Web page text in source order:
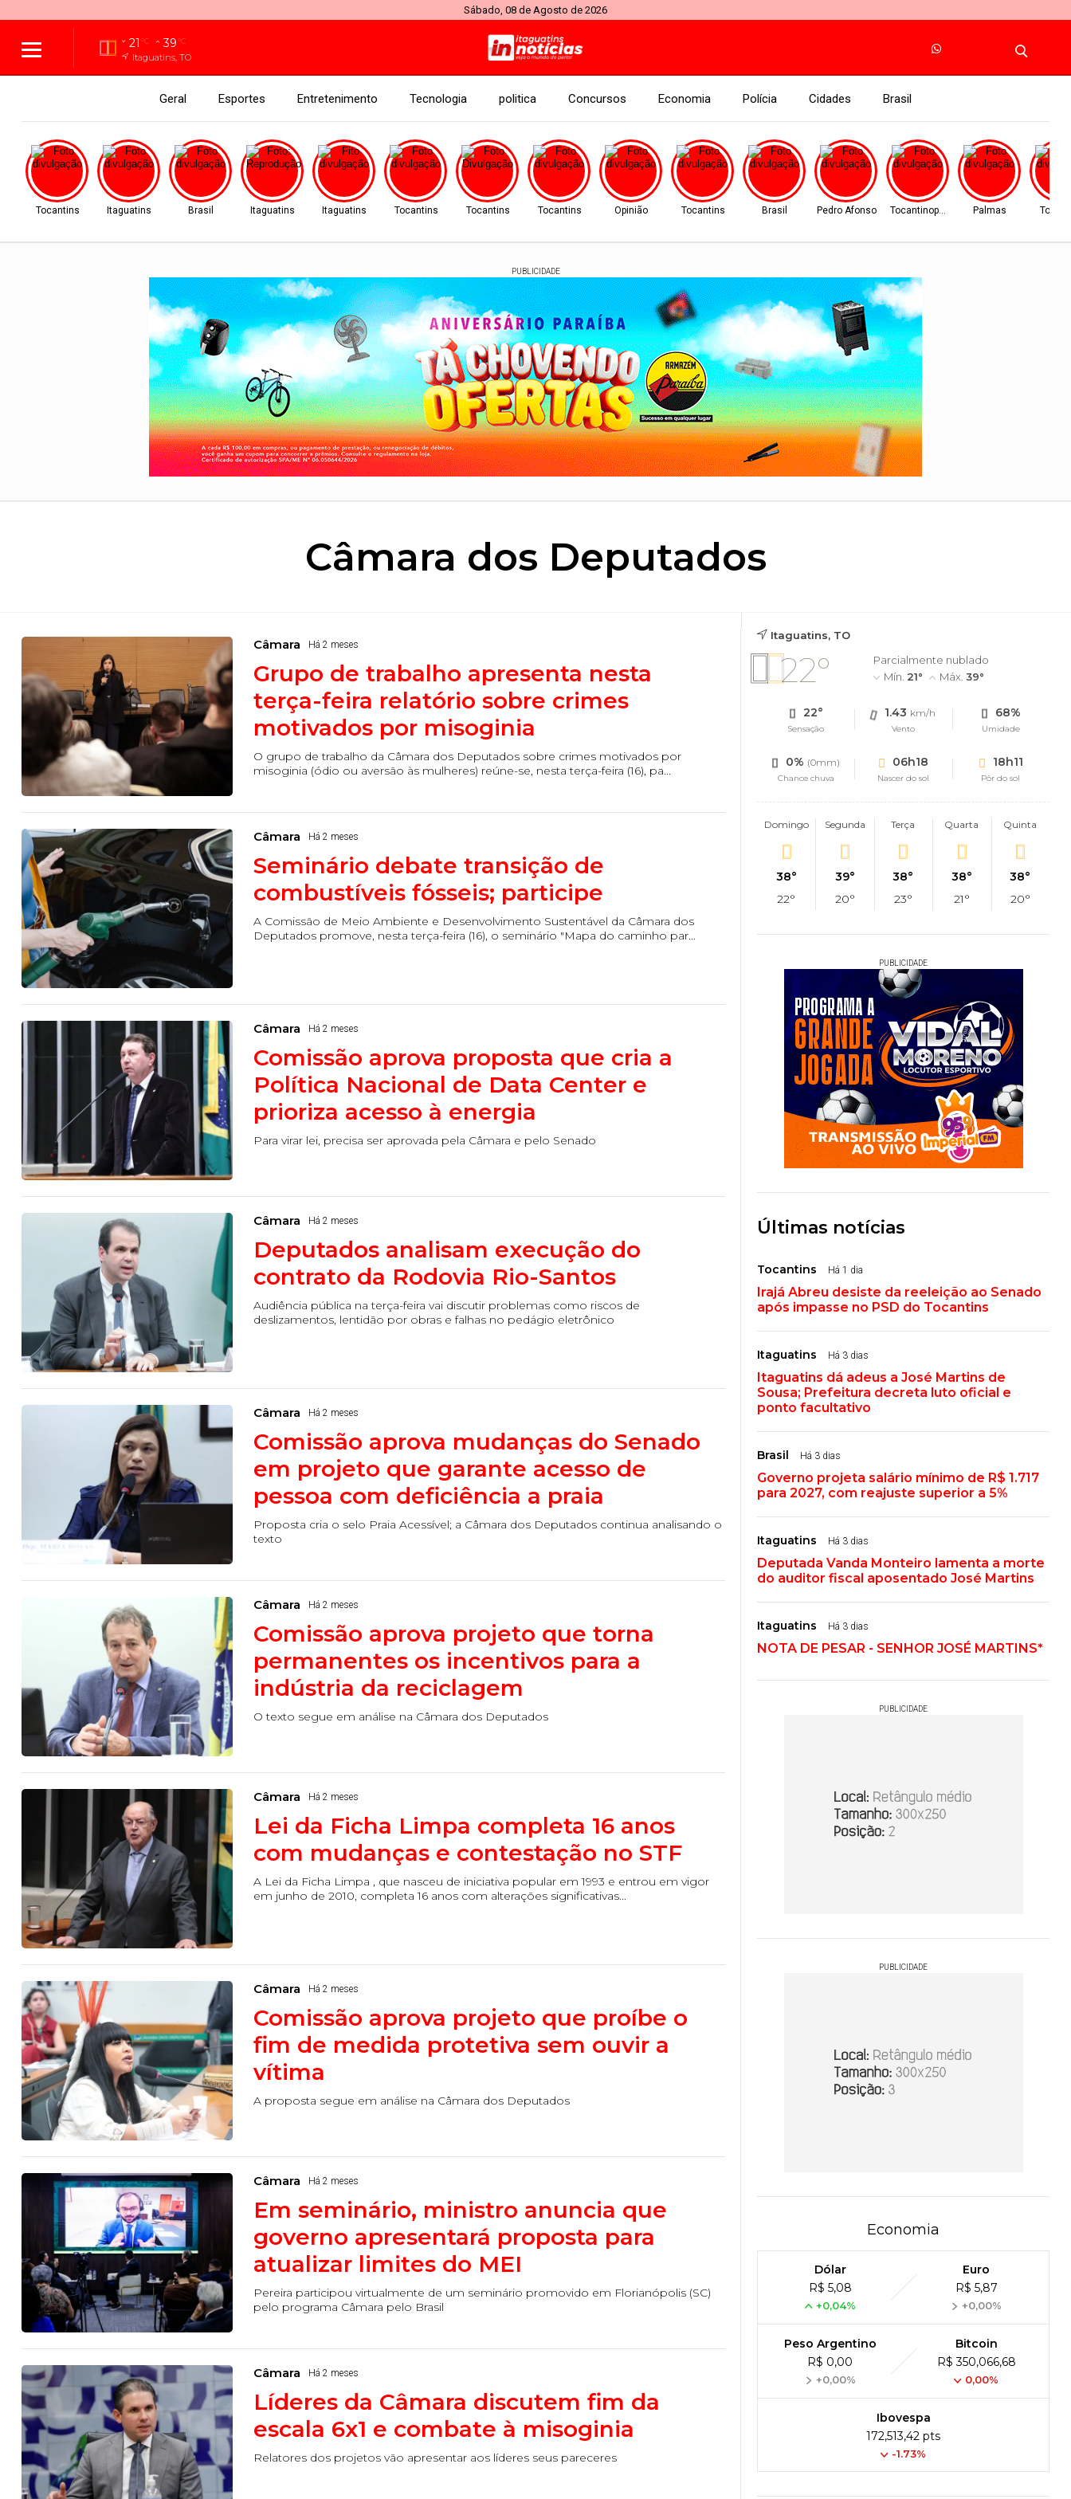
Sábado, 08 de Agosto de 2026
21 °C 39°C
Itaguatins, TO
Geral Esportes Entretenimento Tecnologia politica Concursos Economia Polícia Cidades Brasil
Tocantins Itaguatins Brasil Itaguatins Itaguatins Tocantins Tocantins Tocantins Opinião Tocantins Brasil Pedro Afonso Tocantinopolis Palmas
PUBLICIDADE
Câmara dos Deputados
Câmara Há 2 meses
Grupo de trabalho apresenta nesta
terça-feira relatório sobre crimes
motivados por misoginia
O grupo de trabalho da Câmara dos Deputados sobre crimes motivados por
misoginia (ódio ou aversão às mulheres) reúne-se, nesta terça-feira (16), pa...
Câmara Há 2 meses
Seminário debate transição de
combustíveis fósseis; participe
A Comissão de Meio Ambiente e Desenvolvimento Sustentável da Câmara dos
Deputados promove, nesta terça-feira (16), o seminário "Mapa do caminho par...
Câmara Há 2 meses
Comissão aprova proposta que cria a
Política Nacional de Data Center e
prioriza acesso à energia
Para virar lei, precisa ser aprovada pela Câmara e pelo Senado
Câmara Há 2 meses
Deputados analisam execução do
contrato da Rodovia Rio-Santos
Audiência pública na terça-feira vai discutir problemas como riscos de
deslizamentos, lentidão por obras e falhas no pedágio eletrônico
Câmara Há 2 meses
Comissão aprova mudanças do Senado
em projeto que garante acesso de
pessoa com deficiência a praia
Proposta cria o selo Praia Acessível; a Câmara dos Deputados continua analisando o
texto
Câmara Há 2 meses
­Comissão aprova projeto que torna
permanentes os incentivos para a
indústria da reciclagem
O texto segue em análise na Câmara dos Deputados
Câmara Há 2 meses
Lei da Ficha Limpa completa 16 anos
com mudanças e contestação no STF
A Lei da Ficha Limpa , que nasceu de iniciativa popular em 1993 e entrou em vigor
em junho de 2010, completa 16 anos com alterações significativas...
Câmara Há 2 meses
Comissão aprova projeto que proíbe o
fim de medida protetiva sem ouvir a
vítima
A proposta segue em análise na Câmara dos Deputados
Câmara Há 2 meses
Em seminário, ministro anuncia que
governo apresentará proposta para
atualizar limites do MEI
Pereira participou virtualmente de um seminário promovido em Florianópolis (SC)
pelo programa Câmara pelo Brasil
Câmara Há 2 meses
Líderes da Câmara discutem fim da
escala 6x1 e combate à misoginia
Relatores dos projetos vão apresentar aos líderes seus pareceres
Itaguatins, TO
22°
Parcialmente nublado
Mín. 21° Máx. 39°
22°
Sensação
1.43 km/h
Vento
68%
Umidade
0% (0mm)
Chance chuva
06h18
Nascer do sol
18h11
Pôr do sol
Domingo
38°
22°
Segunda
39°
20°
Terça
38°
23°
Quarta
38°
21°
Quinta
38°
20°
PUBLICIDADE
Últimas notícias
Tocantins Há 1 dia
Irajá Abreu desiste da reeleição ao Senado
após impasse no PSD do Tocantins
Itaguatins Há 3 dias
Itaguatins dá adeus a José Martins de
Sousa; Prefeitura decreta luto oficial e
ponto facultativo
Brasil Há 3 dias
Governo projeta salário mínimo de R$ 1.717
para 2027, com reajuste superior a 5%
Itaguatins Há 3 dias
Deputada Vanda Monteiro lamenta a morte
do auditor fiscal aposentado José Martins
Itaguatins Há 3 dias
NOTA DE PESAR - SENHOR JOSÉ MARTINS*
PUBLICIDADE
PUBLICIDADE
Economia
Dólar
R$ 5,08
+0,04%
Euro
R$ 5,87
+0,00%
Peso Argentino
R$ 0,00
+0,00%
Bitcoin
R$ 350,066,68
0,00%
Ibovespa
172,513,42 pts
-1.73%